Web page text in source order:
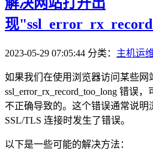
现
2023-05-29 07:05:44 分类： 主机运
如果我们在使用浏览器访问某些网
ssl_error_rx_record_too_long 错误
不正确导致的。这个错误通常说明
SSL/TLS 连接时发生了错误。
以下是一些可能的解决方法：